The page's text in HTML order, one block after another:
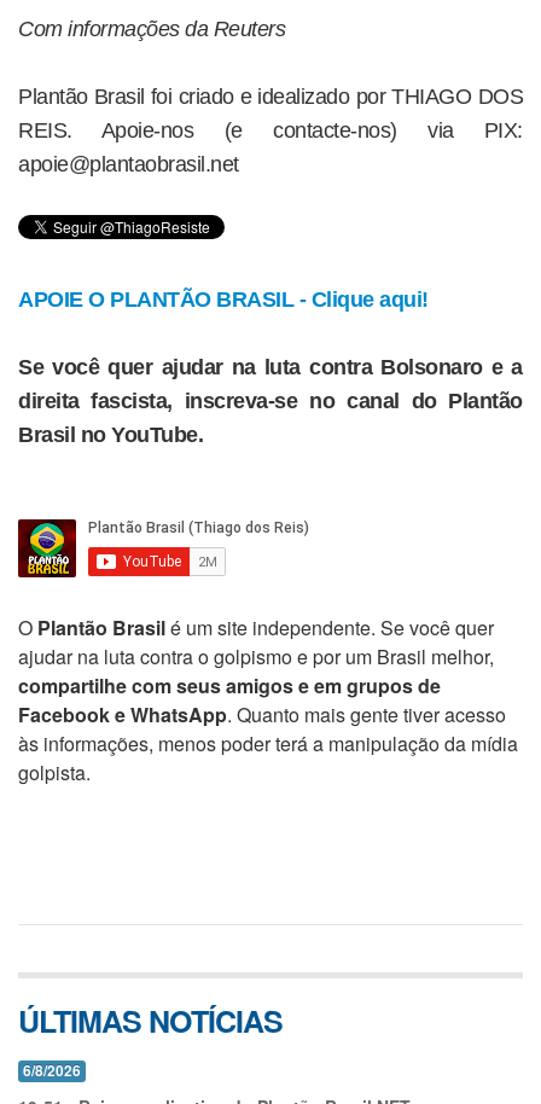
Com informações da Reuters
Plantão Brasil foi criado e idealizado por THIAGO DOS
REIS. Apoie-nos (e contacte-nos) via PIX:
apoie@plantaobrasil.net
APOIE O PLANTÃO BRASIL - Clique aqui!
Se você quer ajudar na luta contra Bolsonaro e a
direita fascista, inscreva-se no canal do Plantão
Brasil no YouTube.
O Plantão Brasilé um site independente. Se você quer
ajudar na luta contra o golpismo e por um Brasil melhor,
compartilhe com seus amigos e em grupos de
Facebook e WhatsApp. Quanto mais gente tiver acesso
às informações, menos poder terá a manipulação da mídia
golpista.
ÚLTIMAS NOTÍCIAS
6/8/2026